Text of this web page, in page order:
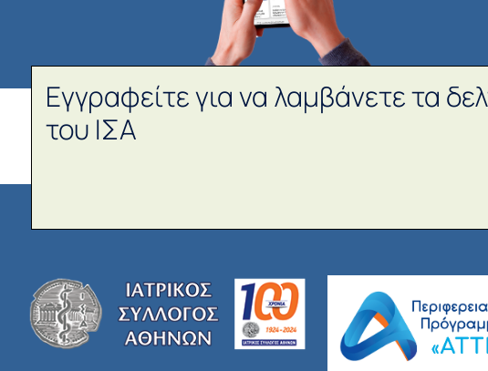
Εγγραφείτε για να λαμβάνετε τα
του ΙΣΑ